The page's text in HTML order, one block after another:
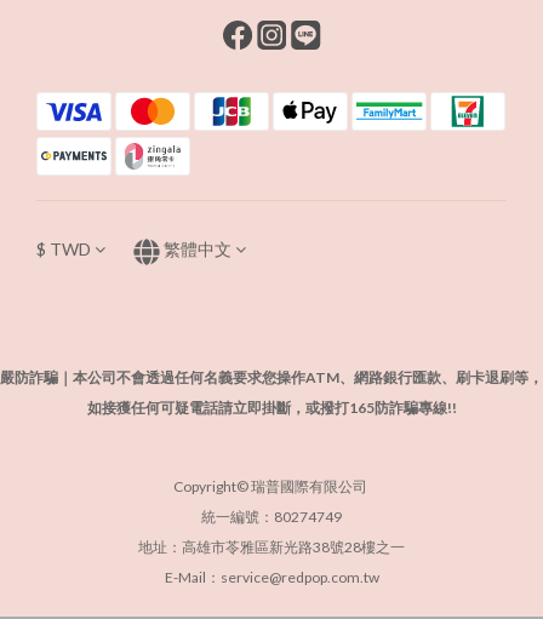
$ TWD 繁體中文
嚴防詐騙｜本公司不會透過任何名義要求您操作ATM、網路銀行匯款、刷卡退刷等，
如接獲任何可疑電話請立即掛斷，或撥打165防詐騙專線!!
Copyright© 瑞普國際有限公司
統一編號：80274749
地址：高雄市苓雅區新光路38號28樓之一
E-Mail：service@redpop.com.tw